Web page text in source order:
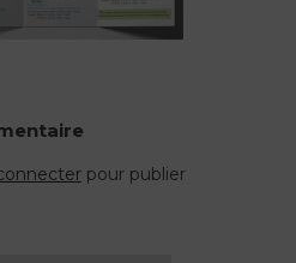
pour publier